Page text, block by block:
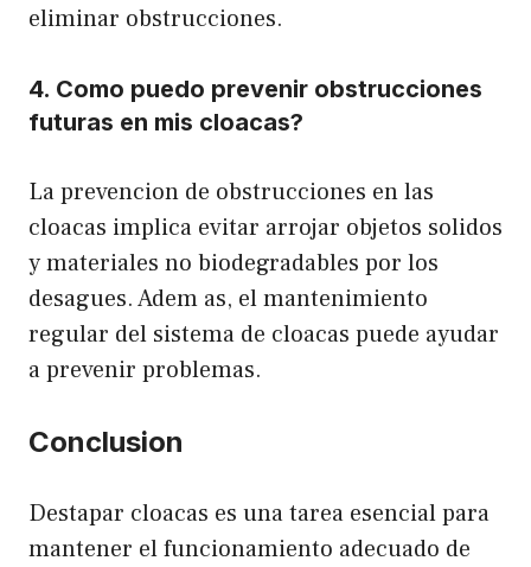
eliminar obstrucciones.
4. Como puedo prevenir obstrucciones
futuras en mis cloacas?
La prevencion de obstrucciones en las
cloacas implica evitar arrojar objetos solidos
y materiales no biodegradables por los
desagues. Adem as, el mantenimiento
regular del sistema de cloacas puede ayudar
a prevenir problemas.
Conclusion
Destapar cloacas es una tarea esencial para
mantener el funcionamiento adecuado de